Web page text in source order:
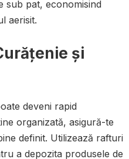
sub pat, economisind
aerisit.
și
deveni rapid
organizată, asigură-te
definit. Utilizează rafturi
a depozita produsele de